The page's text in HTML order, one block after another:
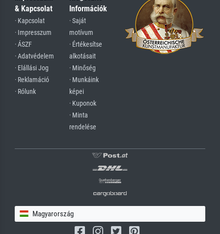
& Kapcsolat
· Kapcsolat
· Impresszum
· ÁSZF
· Adatvédelem
· Elállási Jog
· Reklamáció
· Rólunk
Információk
· Saját
motívum
· Értékesítse
alkotásait
· Minőség
· Munkáink
képei
· Kuponok
· Minta
rendelése
Magyarország